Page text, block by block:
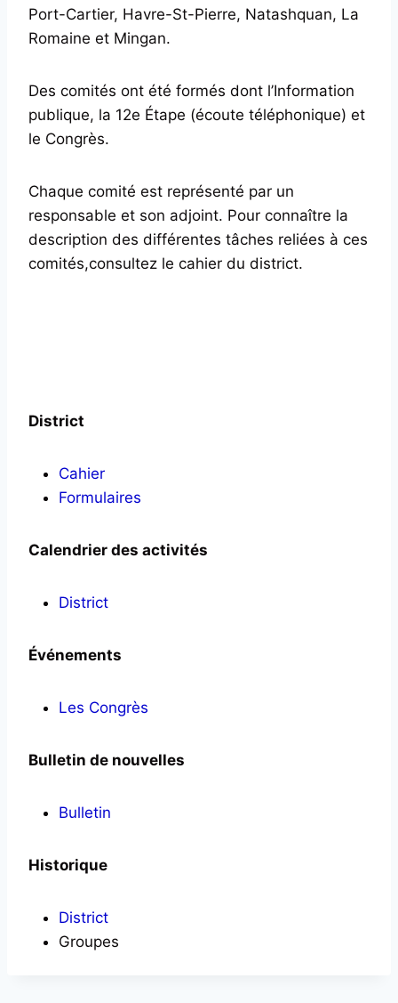
Port-Cartier, Havre-St-Pierre, Natashquan, La
Romaine et Mingan.
Des comités ont été formés dont l’Information
publique, la 12e Étape (écoute téléphonique) et
le Congrès.
Chaque comité est représenté par un
responsable et son adjoint. Pour connaître la
description des différentes tâches reliées à ces
comités,consultez le cahier du district.
District
Cahier
Formulaires
Calendrier des activités
District
Événements
Les Congrès
Bulletin de nouvelles
Bulletin
Historique
District
Groupes